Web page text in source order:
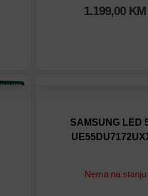
1.199,00 KM
Dodaj u poređenje
SAMSUNG LED
Nema na stanju